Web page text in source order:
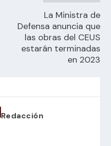
La Ministra de
Defensa anuncia que
las obras del CEUS
estarán terminadas
en 2023
Redacción